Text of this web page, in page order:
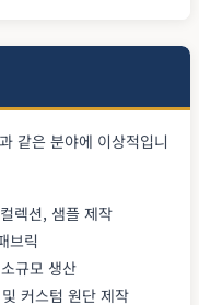
같은 분야에 이상적입니
렉션, 샘플 제작
브릭
규모 생산
커스텀 원단 제작